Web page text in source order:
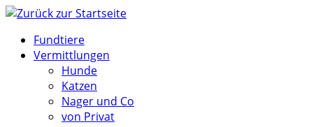
Zum
springenFundtiere
Vermittlungen
Hunde
Katzen
Nager und Co
von Privat